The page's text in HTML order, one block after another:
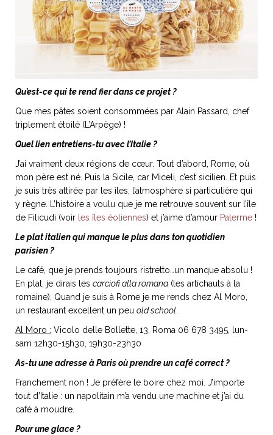
Qu’est-ce qui te rend fier dans ce projet ?
Que mes pâtes soient consommées par Alain Passard, chef
triplement étoilé (L’Arpège) !
Quel lien entretiens-tu avec l’Italie ?
J’ai vraiment deux régions de cœur. Tout d’abord, Rome, où
mon père est né. Puis la Sicile, car Miceli, c’est sicilien. Et puis
je suis très attirée par les îles, l’atmosphère si particulière qui
y règne. L’histoire a voulu que je me retrouve souvent sur l’île
de Filicudi (voir les îles éoliennes) et j’aime d’amour Palerme !
Le plat italien qui manque le plus dans ton quotidien
parisien ?
Le café, que je prends toujours ristretto…un manque absolu !
En plat, je dirais les carciofi alla romana (les artichauts à la
romaine). Quand je suis à Rome je me rends chez Al Moro,
un restaurant excellent un peu old school
Al Moro : Vicolo delle Bollette, 13, Roma 06 678 3495, lun-
sam 12h30-15h30, 19h30-23h30
As-tu une adresse à Paris où prendre un café correct ?
Franchement non ! Je préfère le boire chez moi. J’importe
tout d’Italie : un napolitain m’a vendu une machine et j’ai du
café à moudre.
Pour une glace ?